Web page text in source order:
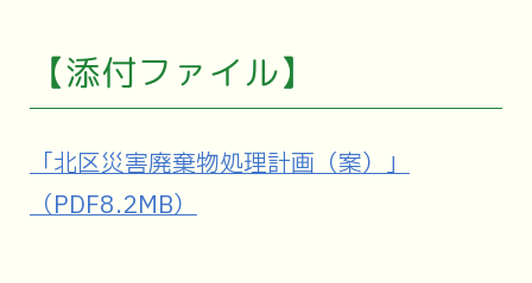
【添付ファイル】
「北区災害廃棄物処理計画（案）」
（PDF8.2MB）